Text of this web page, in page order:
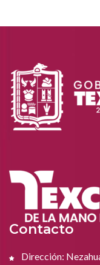
Contacto
Dirección: